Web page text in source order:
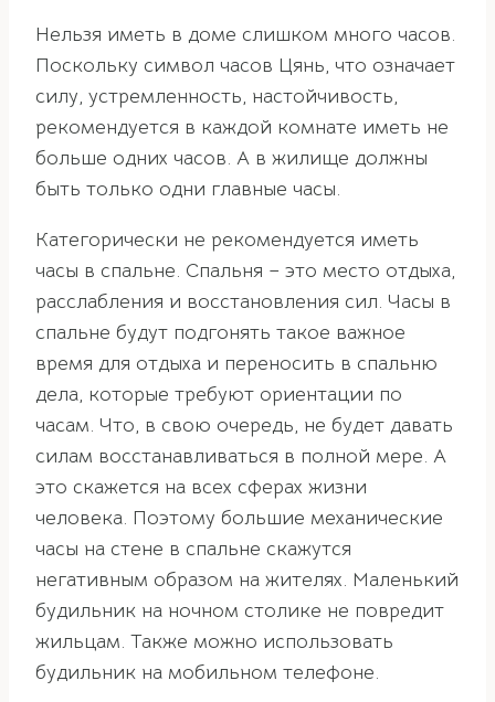
Нельзя иметь в доме слишком много часов.
Поскольку символ часов Цянь, что означает
силу, устремленность, настойчивость,
рекомендуется в каждой комнате иметь не
больше одних часов. А в жилище должны
быть только одни главные часы.
Категорически не рекомендуется иметь
часы в спальне. Спальня – это место отдыха,
расслабления и восстановления сил. Часы в
спальне будут подгонять такое важное
время для отдыха и переносить в спальню
дела, которые требуют ориентации по
часам. Что, в свою очередь, не будет давать
силам восстанавливаться в полной мере. А
это скажется на всех сферах жизни
человека. Поэтому большие механические
часы на стене в спальне скажутся
негативным образом на жителях. Маленький
будильник на ночном столике не повредит
жильцам. Также можно использовать
будильник на мобильном телефоне.